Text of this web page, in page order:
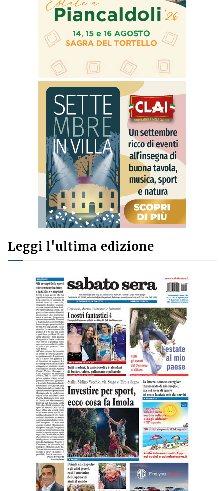
Leggi l'ultima edizione